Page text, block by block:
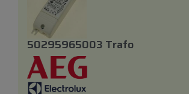
50295965003 Trafo